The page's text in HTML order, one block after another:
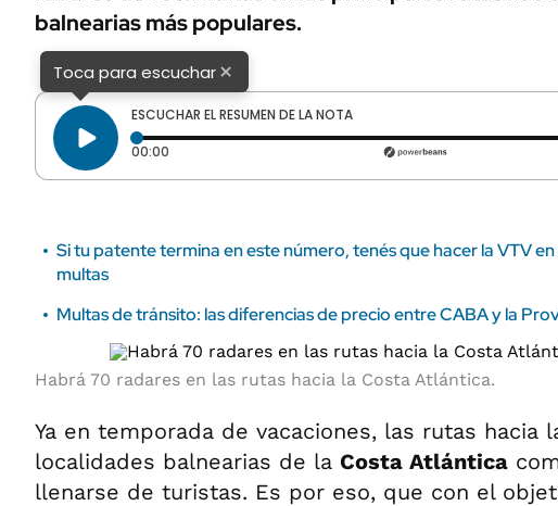
balnearias más populares.
Toca para escuchar×
ESCUCHAR EL RESUMEN DE LA NOTA
00:00 Tiempo transcurrido: 0 segundos
Si tu patente termina en este número, tenés que hacer la VTV
multas
Multas de tránsito: las diferencias de precio entre CABA y la
Habrá 70 radares en las rutas hacia la Costa Atlántica.
Ya en temporada de vacaciones, las rutas hacia
localidades balnearias de la Costa Atlántica
llenarse de turistas. Es por eso, que con el